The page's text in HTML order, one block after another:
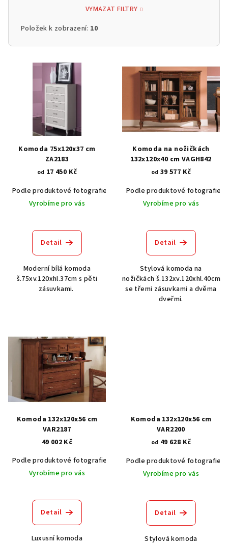
VYMAZAT FILTRY
Položek k zobrazení: 10
Komoda 75x120x37 cm
ZA2183
od 17 450 Kč
Podle produktové fotografie
Bílá Bílá s patinou BT9001-A6
Vyrobíme pro vás
Detail
Moderní bílá komoda
š.75xv.120xhl.37cm s pěti
zásuvkami.
Komoda na nožičkách
132x120x40 cm VAGH842
od 39 577 Kč
Podle produktové fotografie
Vyrobíme pro vás
Detail
Stylová komoda na
nožičkách š.132xv.120xhl.40cm
se třemi zásuvkami a dvěma
dveřmi.
Komoda 132x120x56 cm
VAR2187
49 002 Kč
Podle produktové fotografie
Akát vintage BT1551
Dub světlý
Vyrobíme pro vás
Detail
Luxusní komoda
Komoda 132x120x56 cm
VAR2200
od 49 628 Kč
Podle produktové fotografie
Vyrobíme pro vás
Detail
Stylová komoda